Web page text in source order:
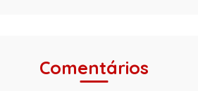
Comentários